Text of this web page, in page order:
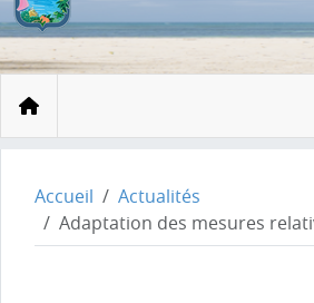
Accueil
Accueil
Actualités
Adaptation des mesures